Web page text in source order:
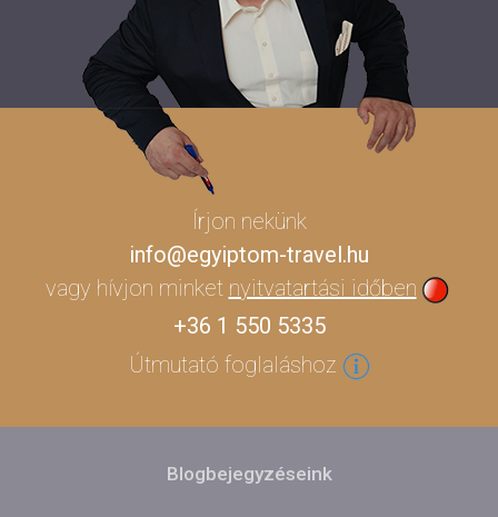
Írjon nekünk
info@egyiptom-travel.hu
vagy hívjon minket nyitvatartási időben
+36 1 550 5335
Útmutató foglaláshoz
Blogbejegyzéseink